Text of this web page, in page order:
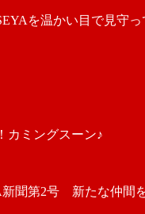
を温かい目で見守っ
カミングスーン♪
聞第2号 新たな仲間